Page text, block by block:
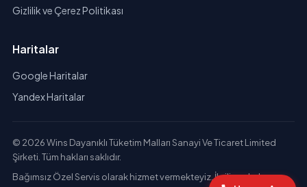
Gizlilik ve Çerez Politikası
Haritalar
Google Haritalar
Yandex Haritalar
© 2026 Wins Dayanıklı Tüketim Malları Sanayi Ve Ticaret Limited
Şirketi. Tüm hakları saklıdır.
Bağımsız Özel Servis olarak hizmet vermekteyiz. İlgili markaların